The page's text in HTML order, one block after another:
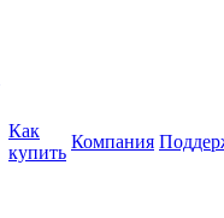
Как
купить
Компания